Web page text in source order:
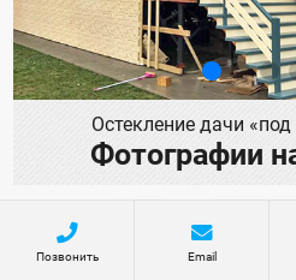
Остекление дачи
Фотографии
Позвонить Email